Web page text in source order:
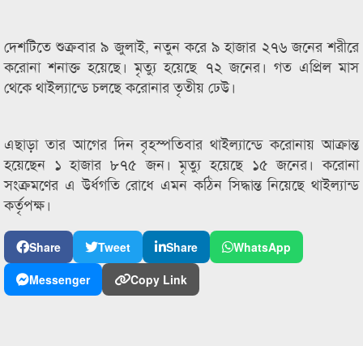
দেশটিতে শুক্রবার ৯ জুলাই, নতুন করে ৯ হাজার ২৭৬ জনের শরীরে
করোনা শনাক্ত হয়েছে। মৃত্যু হয়েছে ৭২ জনের। গত এপ্রিল মাস
থেকে থাইল্যান্ডে চলছে করোনার তৃতীয় ঢেউ।
এছাড়া তার আগের দিন বৃহস্পতিবার থাইল্যান্ডে করোনায় আক্রান্ত
হয়েছেন ১ হাজার ৮৭৫ জন। মৃত্যু হয়েছে ১৫ জনের। করোনা
সংক্রমণের এ উর্ধগতি রোধে এমন কঠিন সিদ্ধান্ত নিয়েছে থাইল্যান্ড
কর্তৃপক্ষ।
Share Tweet Share
WhatsApp
Messenger
Copy Link